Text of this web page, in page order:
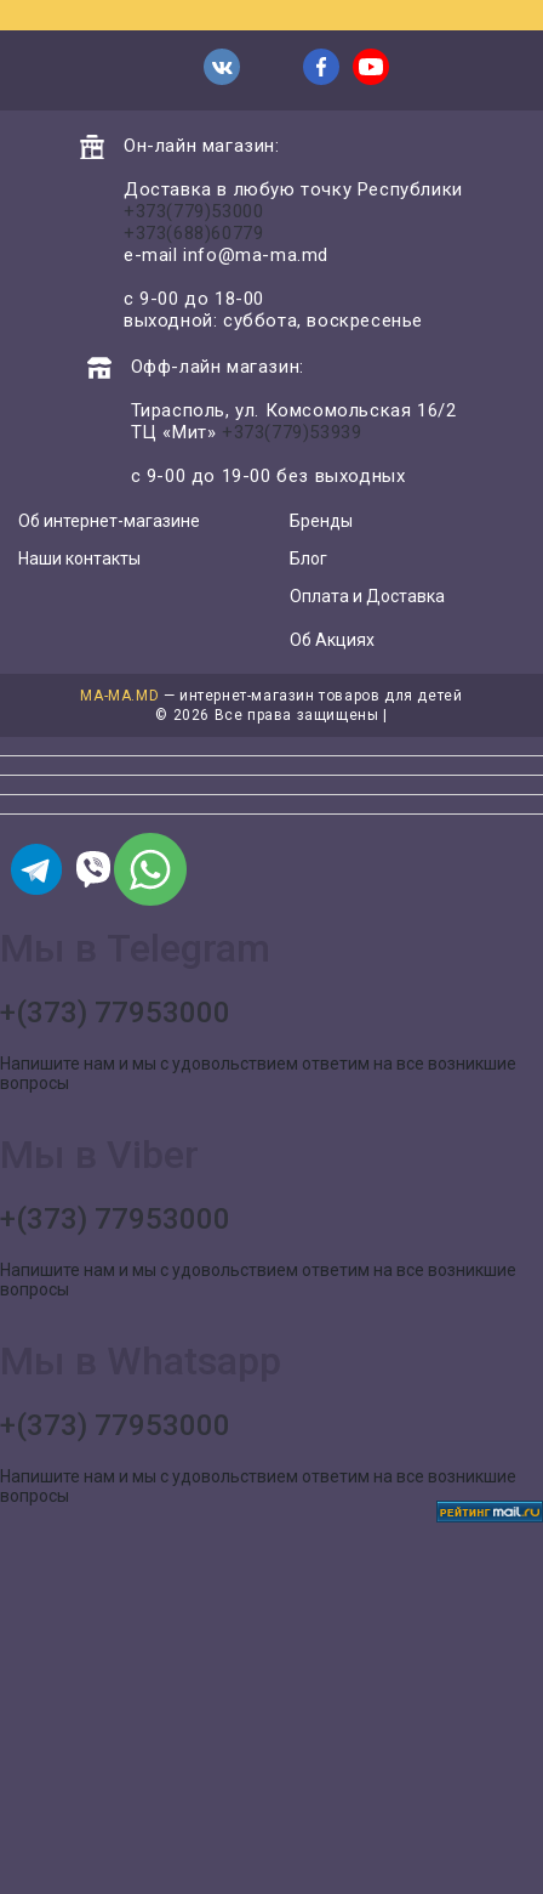
Он-лайн магазин:
Доставка в любую точку Республики
+373(779)53000
+373(688)60779
e-mailinfo@ma-ma.md
с 9-00 до 18-00
выходной: суббота, воскресенье
Офф-лайн магазин:
Тирасполь, ул. Комсомольская 16/2
ТЦ «Мит» +373(779)53939
с 9-00 до 19-00 без выходных
Об интернет-магазине
Наши контакты
Бренды
Блог
Оплата и Доставка
Об Акциях
MA-MA.MD — интернет-магазин товаров для детей
© 2026 Все права защищены |
+(373) 77953000
Напишите нам и мы с удовольствием ответим на все возникшие
вопросы
+(373) 77953000
Напишите нам и мы с удовольствием ответим на все возникшие
вопросы
+(373) 77953000
Напишите нам и мы с удовольствием ответим на все возникшие
вопросы